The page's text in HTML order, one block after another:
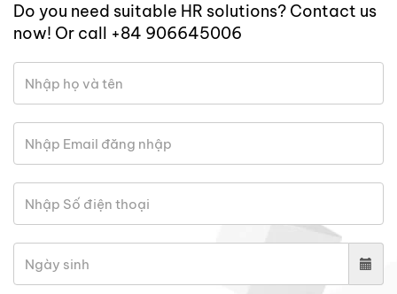
Do you need suitable HR solutions? Contact us
now! Or call +84 906645006